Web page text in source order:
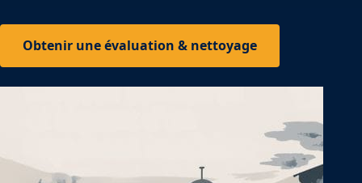
Obtenir une évaluation & nettoyage